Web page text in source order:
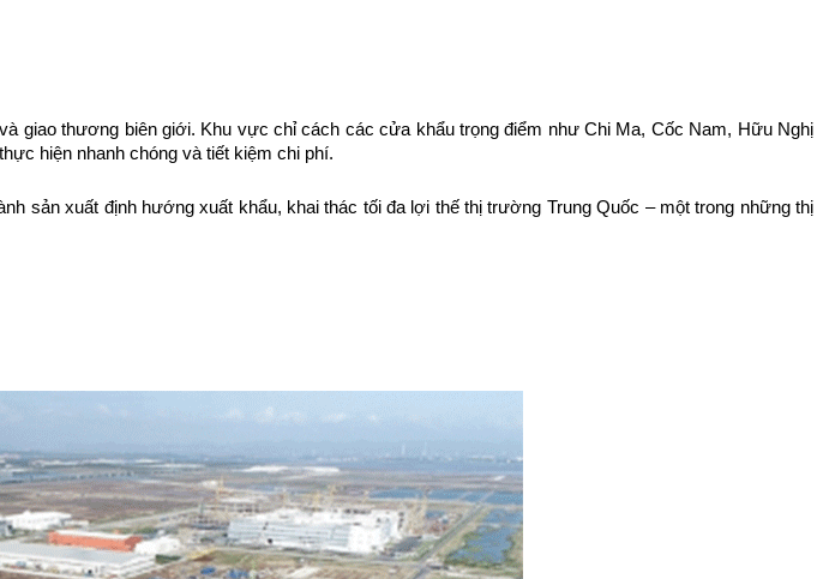
giao thương biên giới. Khu vực chỉ cách các cửa khẩu trọng điểm như Chi Ma, Cốc Nam, Hữu Nghị
hiện nhanh chóng và tiết kiệm chi phí.
sản xuất định hướng xuất khẩu, khai thác tối đa lợi thế thị trường Trung Quốc – một trong những thị